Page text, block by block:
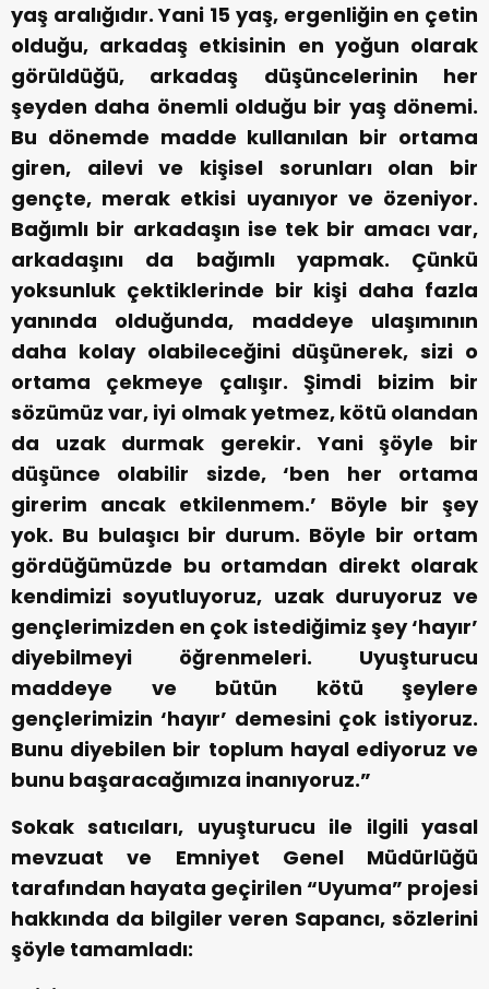
yaş aralığıdır. Yani 15 yaş, ergenliğin en çetin
olduğu, arkadaş etkisinin en yoğun olarak
görüldüğü, arkadaş düşüncelerinin her
şeyden daha önemli olduğu bir yaş dönemi.
Bu dönemde madde kullanılan bir ortama
giren, ailevi ve kişisel sorunları olan bir
gençte, merak etkisi uyanıyor ve özeniyor.
Bağımlı bir arkadaşın ise tek bir amacı var,
arkadaşını da bağımlı yapmak. Çünkü
yoksunluk çektiklerinde bir kişi daha fazla
yanında olduğunda, maddeye ulaşımının
daha kolay olabileceğini düşünerek, sizi o
ortama çekmeye çalışır. Şimdi bizim bir
sözümüz var, iyi olmak yetmez, kötü olandan
da uzak durmak gerekir. Yani şöyle bir
düşünce olabilir sizde, ‘ben her ortama
girerim ancak etkilenmem.’ Böyle bir şey
yok. Bu bulaşıcı bir durum. Böyle bir ortam
gördüğümüzde bu ortamdan direkt olarak
kendimizi soyutluyoruz, uzak duruyoruz ve
gençlerimizden en çok istediğimiz şey ‘hayır’
diyebilmeyi öğrenmeleri. Uyuşturucu
maddeye ve bütün kötü şeylere
gençlerimizin ‘hayır’ demesini çok istiyoruz.
Bunu diyebilen bir toplum hayal ediyoruz ve
bunu başaracağımıza inanıyoruz.”
Sokak satıcıları, uyuşturucu ile ilgili yasal
mevzuat ve Emniyet Genel Müdürlüğü
tarafından hayata geçirilen “Uyuma” projesi
hakkında da bilgiler veren Sapancı, sözlerini
şöyle tamamladı: